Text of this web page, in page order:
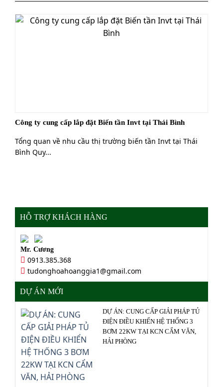
Công ty cung cấp lắp đặt Biến tần Invt tại Thái Bình
Tổng quan về nhu cầu thị trường biến tần Invt tại Thái
Bình Quy...
HỖ TRỢ KHÁCH HÀNG
Mr. Cương
0913.385.368
tudonghoahoanggia1@gmail.com
DỰ ÁN MỚI
DỰ ÁN: CUNG CẤP GIẢI PHÁP TỦ
ĐIỆN ĐIỀU KHIỂN HỆ THỐNG 3
BƠM 22KW TẠI KCN CẨM VĂN,
HẢI PHÒNG